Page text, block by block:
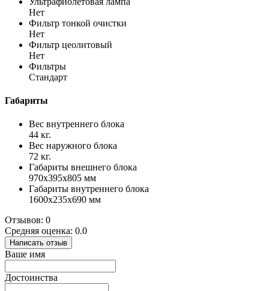
Нет
Фильтр тонкой очистки
Нет
Фильтр цеолитовый
Нет
Фильтры
Стандарт
Габариты
Вес внутреннего блока
44 кг.
Вес наружного блока
72 кг.
Габариты внешнего блока
970x395x805 мм
Габариты внутреннего блока
1600x235x690 мм
Отзывов: 0
Средняя оценка: 0.0
Написать отзыв
Ваше имя
Достоинства